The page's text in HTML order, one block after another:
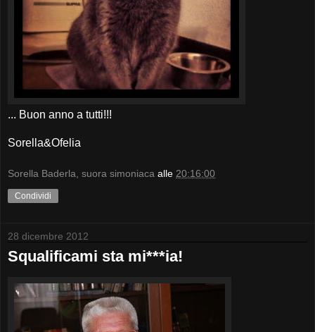
... Buon anno a tutti!!!
Sorella&Ofelia
Sorella Baderla, suora simoniaca alle 20:16:00
Condividi
28 dicembre 2012
Squalificami sta mi***ia!